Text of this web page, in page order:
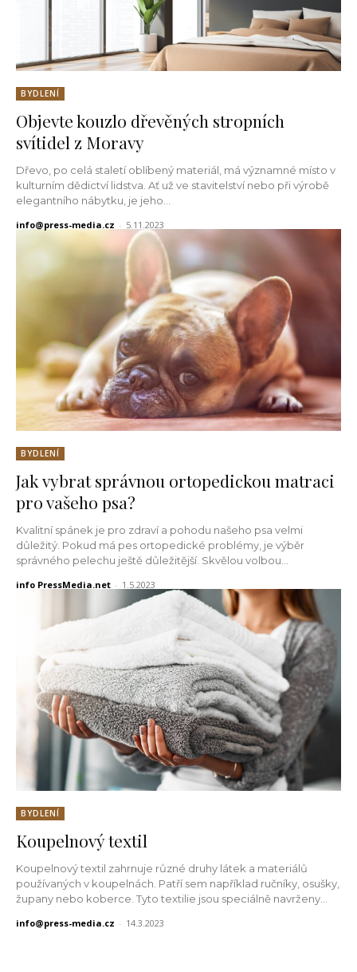
BYDLENÍ
Objevte kouzlo dřevěných stropních
svítidel z Moravy
Dřevo, po celá staletí oblíbený materiál, má významné místo v
kulturním dědictví lidstva. Ať už ve stavitelství nebo při výrobě
elegantního nábytku, je jeho...
info@press-media.cz - 5.11.2023
BYDLENÍ
Jak vybrat správnou ortopedickou matraci
pro vašeho psa?
Kvalitní spánek je pro zdraví a pohodu našeho psa velmi
důležitý. Pokud má pes ortopedické problémy, je výběr
správného pelechu ještě důležitější. Skvělou volbou...
info PressMedia.net - 1.5.2023
BYDLENÍ
Koupelnový textil
Koupelnový textil zahrnuje různé druhy látek a materiálů
používaných v koupelnách. Patří sem například ručníky, osušky,
župany nebo koberce. Tyto textilie jsou speciálně navrženy...
info@press-media.cz - 14.3.2023